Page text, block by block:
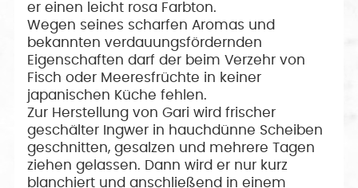
ereinen leicht rosa Farbton.
Wegen seines scharfen Aromas und
bekannten verdauungsfördernden
Eigenschaften darf der beim Verzehr von
Fisch oder Meeresfrüchte in keiner
japanischen Küche fehlen.
Zur Herstellung von Gari wird frischer
geschälter Ingwer in hauchdünne Scheiben
geschnitten, gesalzen und mehrere Tagen
ziehen gelassen. Dann wird er nur kurz
blanchiert und anschließend in einem